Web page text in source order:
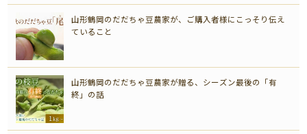
山形鶴岡のだだちゃ豆農家が、ご購入者様にこっそり伝え
ていること
山形鶴岡のだだちゃ豆農家が贈る、シーズン最後の「有
終」の話